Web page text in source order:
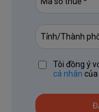
Tôi đồng ý
cá nhân